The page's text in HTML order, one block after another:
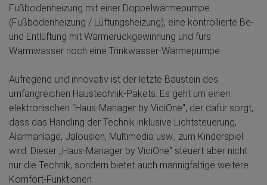
Fußbodenheizung mit einer Doppelwärmepumpe
(Fußbodenheizung / Lüftungsheizung), eine kontrollierte Be-
und Entlüftung mit Wärmerückgewinnung und fürs
Warmwasser noch eine Trinkwasser-Wärmepumpe.
Aufregend und innovativ ist der letzte Baustein des
umfangreichen Haustechnik-Pakets. Es geht um einen
elektronischen "Haus-Manager by ViciOne", der dafür sorgt,
dass das Handling der Technik inklusive Lichtsteuerung,
Alarmanlage, Jalousien, Multimedia usw., zum Kinderspiel
wird. Dieser „Haus-Manager by ViciOne“ steuert aber nicht
nur die Technik, sondern bietet auch mannigfaltige weitere
Komfort-Funktionen.